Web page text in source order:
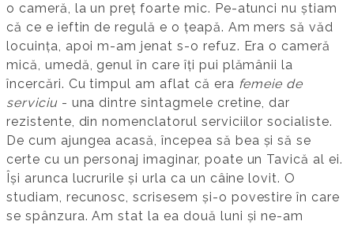
o cameră, la un preț foarte mic. Pe-atunci nu știam
că ce e ieftin de regulă e o țeapă. Am mers să văd
locuința, apoi m-am jenat s-o refuz. Era o cameră
mică, umedă, genul în care îți pui plămânii la
încercări. Cu timpul am aflat că era femeie de
serviciu - una dintre sintagmele cretine, dar
rezistente, din nomenclatorul serviciilor socialiste.
De cum ajungea acasă, începea să bea și să se
certe cu un personaj imaginar, poate un Tavică al ei.
Își arunca lucrurile și urla ca un câine lovit. O
studiam, recunosc, scrisesem și-o povestire în care
se spânzura. Am stat la ea două luni și ne-am